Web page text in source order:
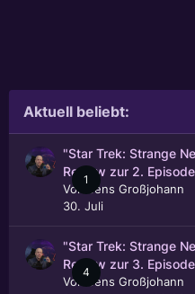
Aktuell beliebt:
1
"Star Trek: Strange
Review zur 2.
Von
Jens Großjohann
30. Juli
4
"Star Trek: Strange
Review zur 3.
Von
Jens Großjohann